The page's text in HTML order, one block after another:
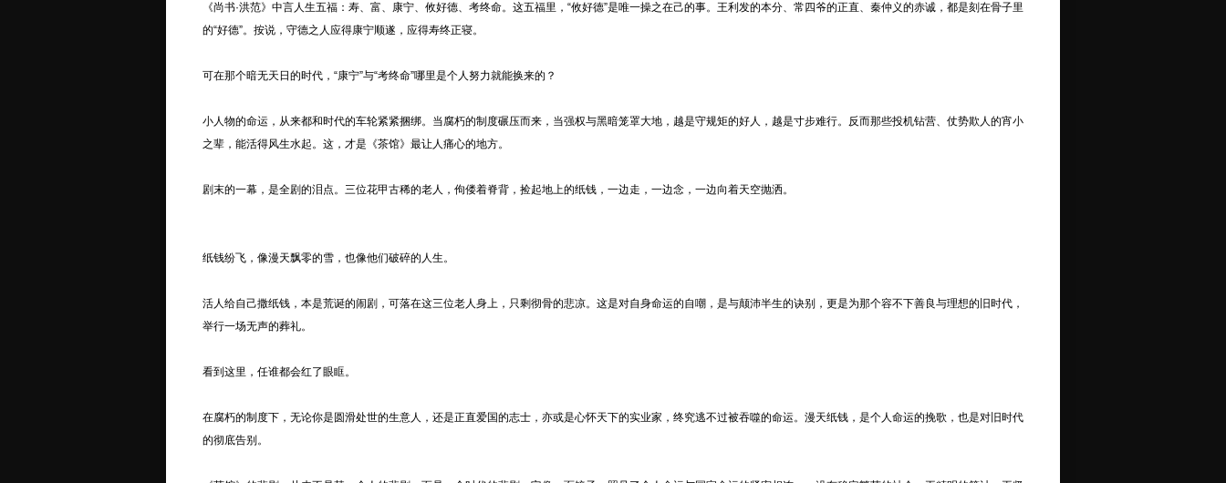
《尚书·洪范》中言人生五福：寿、富、康宁、攸好德、考终命。这五福里 ，“攸好德”是唯一操之在己的事。王利发的本分、常四爷的正直、秦仲义的赤诚，都是刻在骨子里
的“好德”。按说，守德之人应得康宁顺遂，应得寿终正寝。
可在那个暗无天日的时代，“康宁”与“考终命”哪里是个人努力就能换来的？
小人物的命运，从来都和时代的车轮紧紧捆绑。当腐朽的制度碾压而来，当强权与黑暗笼罩大地，越是守规矩的好人，越是寸步难行。反而那些投机钻营、仗势欺人的宵小
之辈，能活得风生水起。这，才是《茶馆》最让人痛心的地方。
剧末的一幕，是全剧的泪点。三位花甲古稀的老人，佝偻着脊背，捡起地上的纸钱，一边走，一边念，一边向着天空抛洒。
纸钱纷飞，像漫天飘零的雪，也像他们破碎的人生。
活人给自己撒纸钱，本是荒诞的闹剧，可落在这三位老人身上，只剩彻骨的悲凉。这是对自身命运的自嘲，是与颠沛半生的诀别，更是为那个容不下善良与理想的旧时代，
举行一场无声的葬礼。
看到这里，任谁都会红了眼眶。
在腐朽的制度下，无论你是圆滑处世的生意人，还是正直爱国的志士，亦或是心怀天下的实业家，终究逃不过被吞噬的命运。漫天纸钱，是个人命运的挽歌，也是对旧时代
的彻底告别。